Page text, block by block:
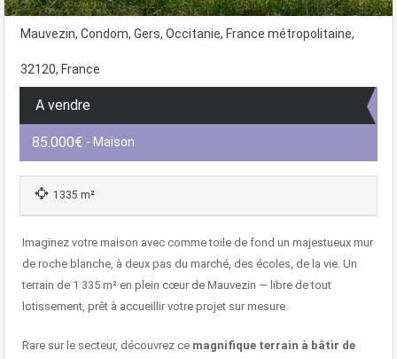
Mauvezin, Condom, Gers, Occitanie, France métropolitaine,
32120, France
A vendre
85.000€ - Maison
1335 m²
Imaginez votre maison avec comme toile de fond un majestueux mur
de roche blanche, à deux pas du marché, des écoles, de la vie. Un
terrain de 1 335 m² en plein cœur de Mauvezin — libre de tout
lotissement, prêt à accueillir votre projet sur mesure.
Rare sur le secteur, découvrez ce magnifique terrain à bâtir de